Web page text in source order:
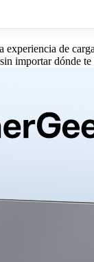
de
importar dónde